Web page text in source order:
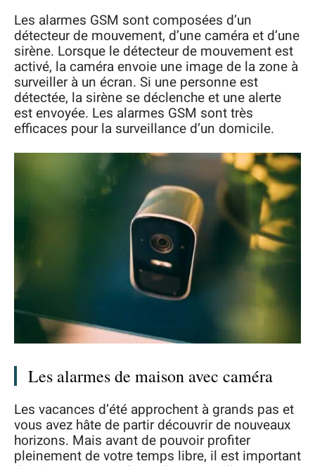
Les alarmes GSM sont composées d’un
détecteur de mouvement, d’une caméra et d’une
sirène. Lorsque le détecteur de mouvement est
activé, la caméra envoie une image de la zone à
surveiller à un écran. Si une personne est
détectée, la sirène se déclenche et une alerte
est envoyée. Les alarmes GSM sont très
efficaces pour la surveillance d’un domicile.
Les alarmes de maison avec caméra
Les vacances d’été approchent à grands pas et
vous avez hâte de partir découvrir de nouveaux
horizons. Mais avant de pouvoir profiter
pleinement de votre temps libre, il est important